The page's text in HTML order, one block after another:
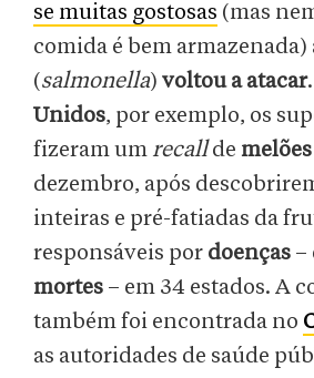
se muitas gostosas (mas
comida é bem armazenada)
(salmonella) voltou a atacar
Unidos, por exemplo, os
fizeram um recallde melões
dezembro, após
inteiras e pré-fatiadas da
responsáveis por doenças –
mortes – em 34 estados. A
também foi encontrada no
as autoridades de saúde